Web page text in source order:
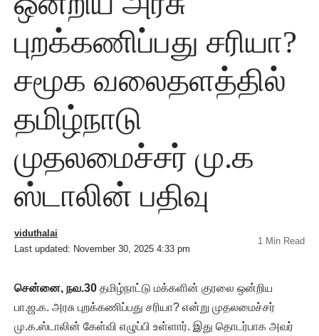
புறக்கணிப்பது சரியா?
சமூக வலைதளத்தில்
தமிழ்நாடு
முதலமைச்சர் மு.க
ஸ்டாலின் பதிவு
Last updated: November 30, 2025 4:33 pm
viduthalai
1 Min Read
சென்னை, நவ.30 தமிழ்நாட்டு மக்களின் குரலை ஒன்றிய
பா.ஜ.க. அரசு புறக்கணிப்பது சரியா? என்று முதலமைச்சர்
மு.க.ஸ்டாலின் கேள்வி எழுப்பி உள்ளார். இது தொடர்பாக அவர்